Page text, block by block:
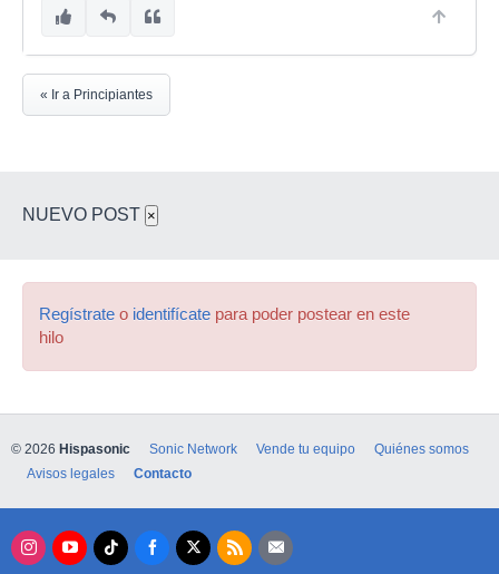
« Ir a Principiantes
NUEVO POST ×
Regístrate o identifícate para poder postear en este
hilo
© 2026 Hispasonic Sonic Network Vende tu equipo
Quiénes somos
Avisos legales
Contacto